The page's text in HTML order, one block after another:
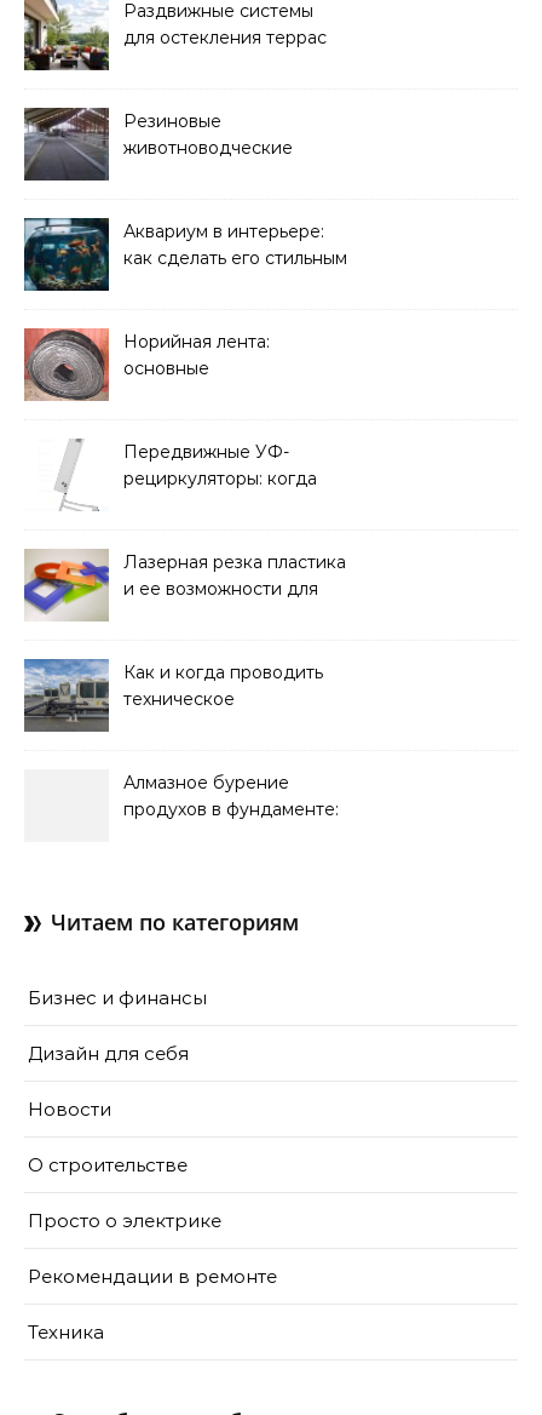
Раздвижные системы
для остекления террас
Резиновые
животноводческие
решать
Аквариум в интерьере:
как сделать его стильным
Норийная лента:
основные
и советы по выбору
Передвижные УФ-
рециркуляторы: когда
Лазерная резка пластика
и ее возможности для
Как и когда проводить
техническое
Алмазное бурение
продухов в фундаменте:
Читаем по категориям
Бизнес и финансы
Дизайн для себя
Новости
О строительстве
Просто о электрике
Рекомендации в ремонте
Техника